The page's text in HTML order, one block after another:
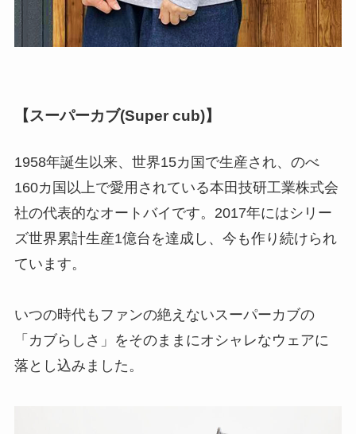
【スーパーカブ(Super cub)】
1958年誕生以来、世界15カ国で生産され、のべ
160カ国以上で愛用されている本田技研工業株式会
社の代表的なオートバイです。2017年にはシリー
ズ世界累計生産1億台を達成し、今も作り続けられ
ています。
いつの時代もファンの絶えないスーパーカブの
「カブらしさ」をそのままにオシャレなウェアに
落とし込みました。